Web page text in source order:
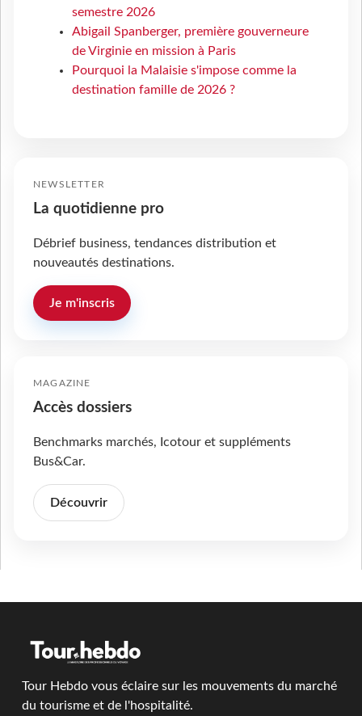
semestre 2026
Abigail Spanberger, première gouverneure
de Virginie en mission à Paris
Pourquoi la Malaisie s'impose comme la
destination famille de 2026 ?
NEWSLETTER
La quotidienne pro
Débrief business, tendances distribution et
nouveautés destinations.
Je m'inscris
MAGAZINE
Accès dossiers
Benchmarks marchés, Icotour et suppléments
Bus&Car.
Découvrir
Tour Hebdo vous éclaire sur les mouvements du marché
du tourisme et de l'hospitalité.